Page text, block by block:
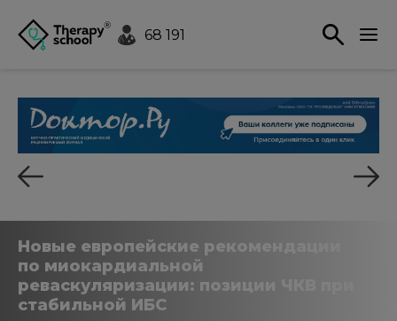
68 191
Новые европейские рекомендации
по миокардиальной
реваскуляризации: позиции ЧКВ при
стабильной ИБС